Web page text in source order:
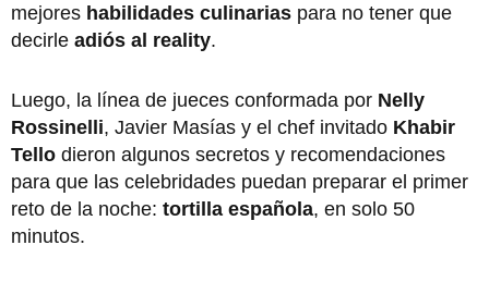
mejores habilidades culinarias para no tener que
decirle adiós al reality.
Luego, la línea de jueces conformada por Nelly
Rossinelli, Javier Masías y el chef invitado Khabir
Tello dieron algunos secretos y recomendaciones
para que las celebridades puedan preparar el primer
reto de la noche: tortilla española, en solo 50
minutos.